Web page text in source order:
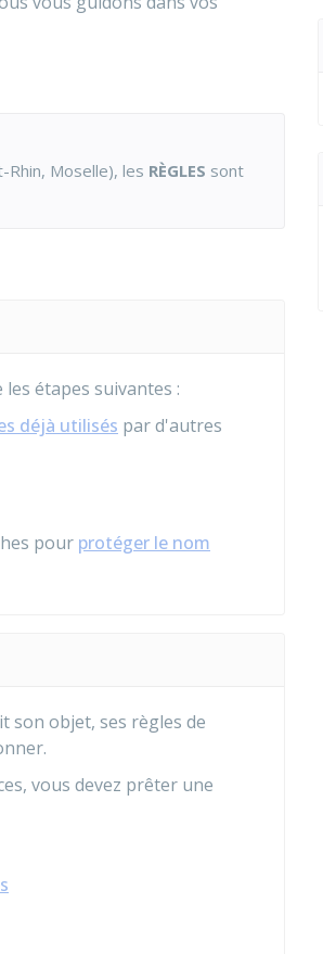
Rhin, Moselle), les RÈGLES sont
étapes suivantes :
déjà utilisés par d'autres
pour protéger le nom
son objet, ses règles de
vous devez prêter une